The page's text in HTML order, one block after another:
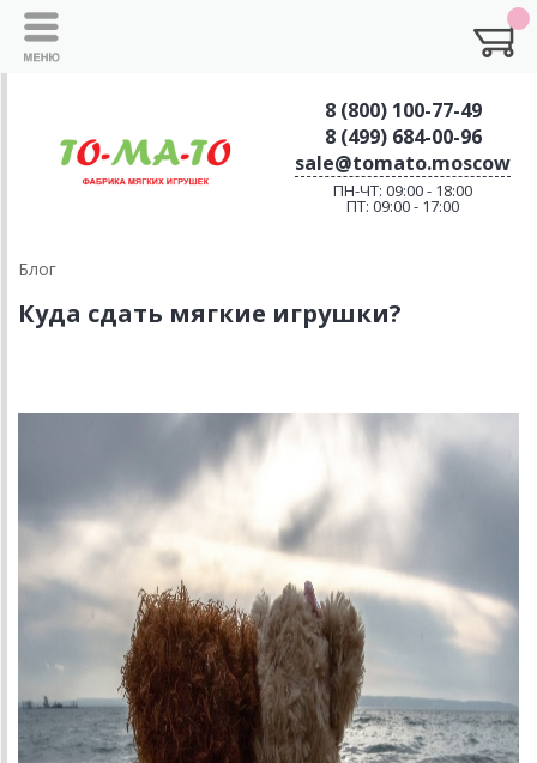
8 (800) 100-77-49
8 (499) 684-00-96
sale@tomato.moscow
ПН-ЧТ: 09:00 - 18:00
ПТ: 09:00 - 17:00
Блог
Куда сдать мягкие игрушки?